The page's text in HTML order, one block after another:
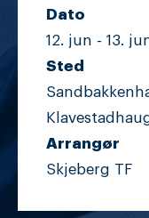
Dato
12. jun - 13.
Sted
Arrangør
Skjeberg TF